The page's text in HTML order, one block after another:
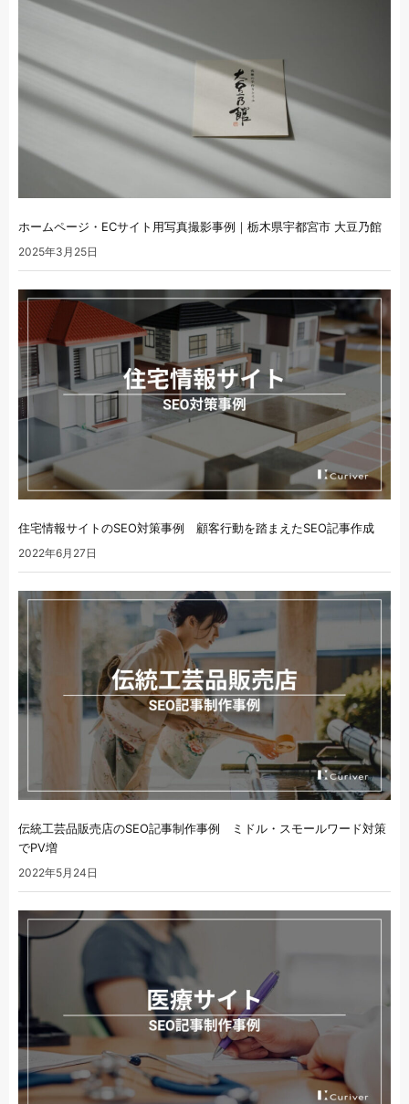
ホームページ・ECサイト用写真撮影事例｜栃木県宇都宮市 大豆乃館
2025年3月25日
住宅情報サイトのSEO対策事例 顧客行動を踏まえたSEO記事作成
2022年6月27日
伝統工芸品販売店のSEO記事制作事例 ミドル・スモールワード対策
でPV増
2022年5月24日